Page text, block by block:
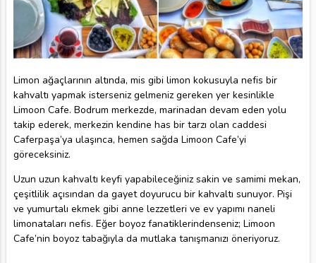
Limon ağaçlarının altında, mis gibi limon kokusuyla nefis bir
kahvaltı yapmak isterseniz gelmeniz gereken yer kesinlikle
Limoon Cafe. Bodrum merkezde, marinadan devam eden yolu
takip ederek, merkezin kendine has bir tarzı olan caddesi
Caferpaşa’ya ulaşınca, hemen sağda Limoon Cafe’yi
göreceksiniz.
Uzun uzun kahvaltı keyfi yapabileceğiniz sakin ve samimi mekan,
çeşitlilik açısından da gayet doyurucu bir kahvaltı sunuyor. Pişi
ve yumurtalı ekmek gibi anne lezzetleri ve ev yapımı naneli
limonataları nefis. Eğer boyoz fanatiklerindenseniz; Limoon
Cafe’nin boyoz tabağıyla da mutlaka tanışmanızı öneriyoruz.